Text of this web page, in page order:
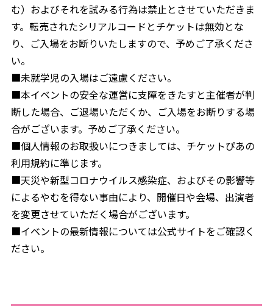
む）およびそれを試みる行為は禁止とさせていただきま
す。転売されたシリアルコードとチケットは無効とな
り、ご入場をお断りいたしますので、予めご了承くださ
い。
■未就学児の入場はご遠慮ください。
■本イベントの安全な運営に支障をきたすと主催者が判
断した場合、ご退場いただくか、ご入場をお断りする場
合がございます。予めご了承ください。
■個人情報のお取扱いにつきましては、チケットぴあの
利用規約に準じます。
■天災や新型コロナウイルス感染症、およびその影響等
によるやむを得ない事由により、開催日や会場、出演者
を変更させていただく場合がございます。
■イベントの最新情報については公式サイトをご確認く
ださい。